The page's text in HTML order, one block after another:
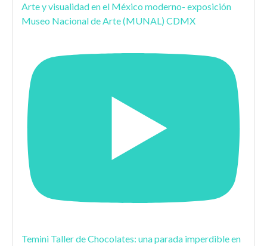
Arte y visualidad en el México moderno- exposición
Museo Nacional de Arte (MUNAL) CDMX
Temini Taller de Chocolates: una parada imperdible en